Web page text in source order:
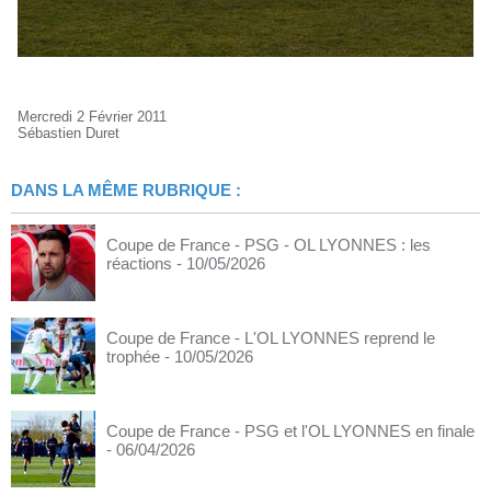
Mercredi 2 Février 2011
Sébastien Duret
DANS LA MÊME RUBRIQUE :
Coupe de France - PSG - OL LYONNES : les
réactions - 10/05/2026
Coupe de France - L'OL LYONNES reprend le
trophée - 10/05/2026
Coupe de France - PSG et l'OL LYONNES en finale
- 06/04/2026